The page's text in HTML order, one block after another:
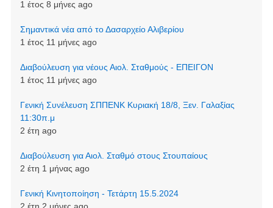
1 έτος 8 μήνες ago
Σημαντικά νέα από το Δασαρχείο Αλιβερίου
1 έτος 11 μήνες ago
Διαβούλευση για νέους Αιολ. Σταθμούς - ΕΠΕΙΓΟΝ
1 έτος 11 μήνες ago
Γενική Συνέλευση ΣΠΠΕΝΚ Κυριακή 18/8, Ξεν. Γαλαξίας
11:30π.μ
2 έτη ago
Διαβούλευση για Αιολ. Σταθμό στους Στουπαίους
2 έτη 1 μήνας ago
Γενική Κινητοποίηση - Τετάρτη 15.5.2024